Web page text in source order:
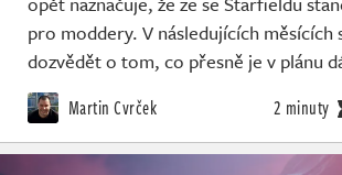
pro moddery. V následujících měsících
dozvědět o tom, co přesně je v plánu
Martin Cvrček 2 minuty